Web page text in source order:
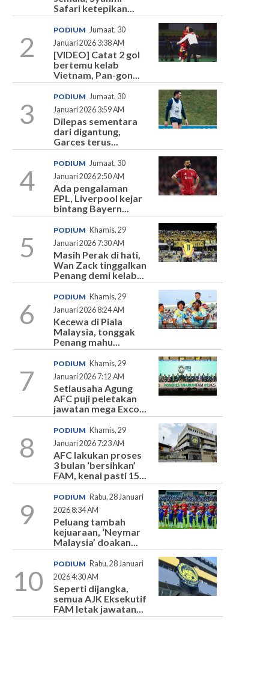
Safari ketepikan...
2
PODIUM Jumaat, 30
Januari 2026 3:38 AM
[VIDEO] Catat 2 gol
bertemu kelab
Vietnam, Pan-gon...
3
PODIUM Jumaat, 30
Januari 2026 3:59 AM
Dilepas sementara
dari digantung,
Garces terus...
4
PODIUM Jumaat, 30
Januari 2026 2:50 AM
Ada pengalaman
EPL, Liverpool kejar
bintang Bayern...
5
PODIUM Khamis, 29
Januari 2026 7:30 AM
Masih Perak di hati,
Wan Zack tinggalkan
Penang demi kelab...
6
PODIUM Khamis, 29
Januari 2026 8:24 AM
Kecewa di Piala
Malaysia, tonggak
Penang mahu...
7
PODIUM Khamis, 29
Januari 2026 7:12 AM
Setiausaha Agung
AFC puji peletakan
jawatan mega Exco...
8
PODIUM Khamis, 29
Januari 2026 7:23 AM
AFC lakukan proses
3 bulan ‘bersihkan’
FAM, kenal pasti 15...
9
PODIUM Rabu, 28 Januari
2026 8:34 AM
Peluang tambah
kejuaraan, ‘Neymar
Malaysia’ doakan...
10
PODIUM Rabu, 28 Januari
2026 4:30 AM
Seperti dijangka,
semua AJK Eksekutif
FAM letak jawatan...